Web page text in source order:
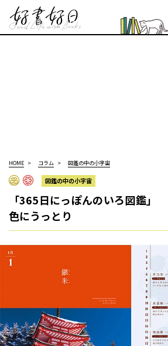
HOME コラム 図鑑の中の小宇宙
図鑑の中の小宇宙
「365日にっぽんのいろ図鑑
色にうっとり